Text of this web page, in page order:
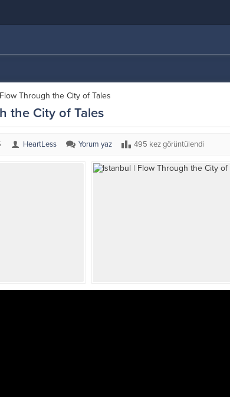
Through the City of Tales
the City of Tales
HeartLess Yorum yaz 495 kez görüntülendi